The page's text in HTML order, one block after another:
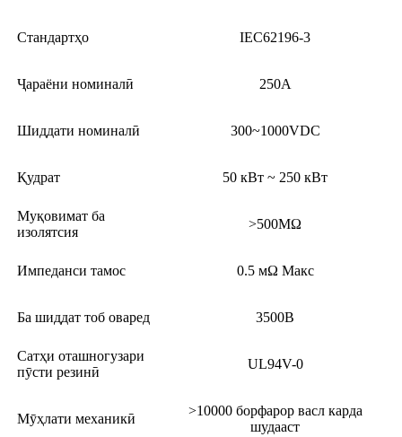
Стандартҳо IEC62196-3
Ҷараёни номиналӣ 250А
Шиддати номиналӣ 300~1000VDC
Қудрат 50 кВт ~ 250 кВт
Муқовимат ба
изолятсия
>500MΩ
Импеданси тамос 0.5 мΩ Макс
Ба шиддат тоб оваред 3500В
Сатҳи оташногузари
пӯсти резинӣ
UL94V-0
Мӯҳлати механикӣ
>10000 борфарор васл карда
шудааст